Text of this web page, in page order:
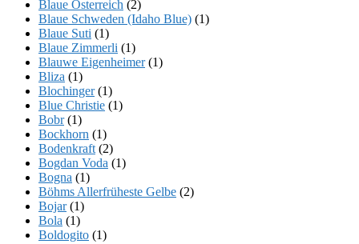
Blaue Österreich (2)
Blaue Schweden (Idaho Blue) (1)
Blaue Suti (1)
Blaue Zimmerli (1)
Blauwe Eigenheimer(1)
Bliza (1)
Blochinger(1)
Blue Christie (1)
Bobr(1)
Bockhorn (1)
Bodenkraft (2)
Bogdan Voda (1)
Bogna (1)
Böhms Allerfrüheste Gelbe (2)
Bojar(1)
Bola (1)
Boldogito (1)